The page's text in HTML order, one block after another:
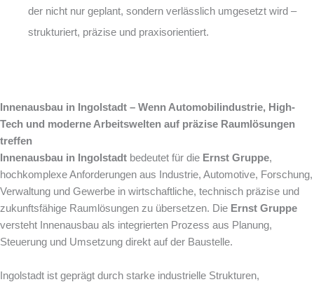
der nicht nur geplant, sondern verlässlich umgesetzt wird –
strukturiert, präzise und praxisorientiert.
Innenausbau in Ingolstadt – Wenn Automobilindustrie, High-
Tech und moderne Arbeitswelten auf präzise Raumlösungen
treffen
Innenausbau in Ingolstadt bedeutet für die Ernst Gruppe,
hochkomplexe Anforderungen aus Industrie, Automotive, Forschung,
Verwaltung und Gewerbe in wirtschaftliche, technisch präzise und
zukunftsfähige Raumlösungen zu übersetzen. Die Ernst Gruppe
versteht Innenausbau als integrierten Prozess aus Planung,
Steuerung und Umsetzung direkt auf der Baustelle.
Ingolstadt ist geprägt durch starke industrielle Strukturen,